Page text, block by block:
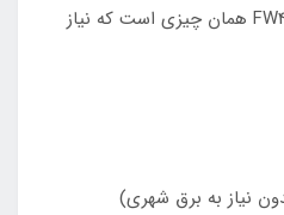
کم‌مصرف تجهیز کنید، FW4000H همان چیزی است که نیاز
نیاز به برق شهری)